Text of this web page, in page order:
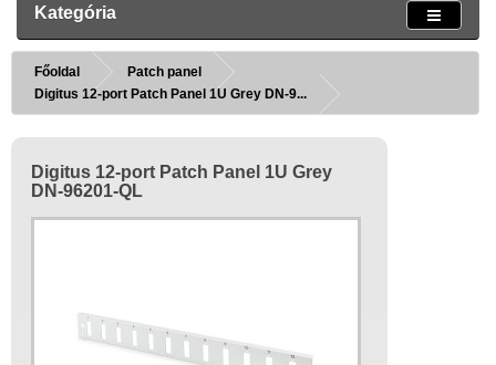
Kategória
Főoldal
Patch panel
Digitus 12-port Patch Panel 1U Grey DN-9...
Digitus 12-port Patch Panel 1U Grey
DN-96201-QL